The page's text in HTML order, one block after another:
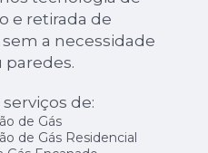
e retirada de
a necessidade
paredes.
de:
de Gás
de Gás Residencial